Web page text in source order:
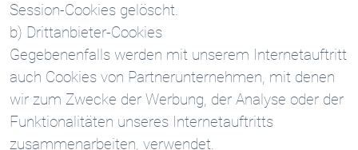
Session-Cookies gelöscht.
b) Drittanbieter-Cookies
Gegebenenfalls werden mit unserem Internetauftritt
auch Cookies von Partnerunternehmen, mit denen
wir zum Zwecke der Werbung, der Analyse oder der
Funktionalitäten unseres Internetauftritts
zusammenarbeiten, verwendet.